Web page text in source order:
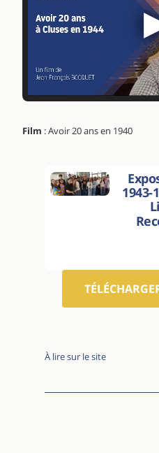
Film : Avoir 20 ans en 1940
1943-
À lire sur le site